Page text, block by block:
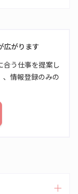
広がります
う仕事を提案し
、情報登録のみの